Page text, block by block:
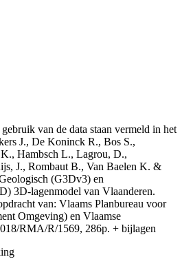
van de data staan vermeld in het
J., De Koninck R., Bos S.,
Hambsch L., Lagrou, D.,
J., Rombaut B., Van Baelen K. &
(G3Dv3) en
3D-lagenmodel van Vlaanderen.
van: Vlaams Planbureau voor
Omgeving) en Vlaamse
RMA/R/1569, 286p. + bijlagen